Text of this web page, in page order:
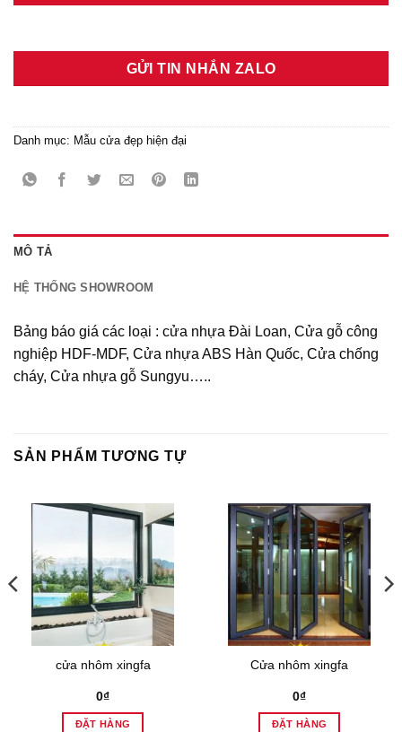
GỬI TIN NHẮN ZALO
Danh mục: Mẫu cửa đẹp hiện đại
MÔ TẢ
HỆ THỐNG SHOWROOM
Bảng báo giá các loại : cửa nhựa Đài Loan, Cửa gỗ công
nghiệp HDF-MDF, Cửa nhựa ABS Hàn Quốc, Cửa chống
cháy, Cửa nhựa gỗ Sungyu…..
SẢN PHẨM TƯƠNG TỰ
cửa nhôm xingfa
0₫
ĐẶT HÀNG
Cửa nhôm xingfa
0₫
ĐẶT HÀNG